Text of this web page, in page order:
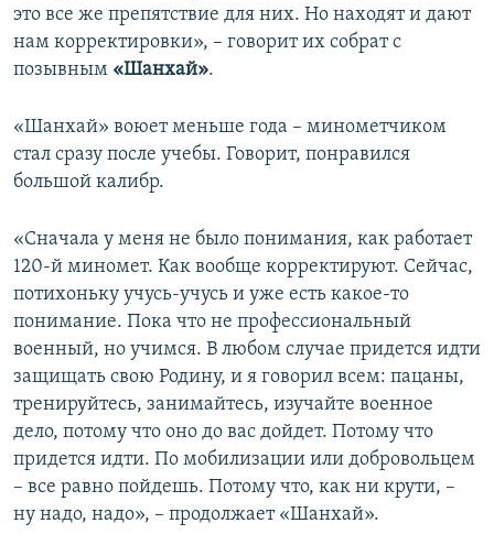
это все же препятствие для них. Но находят и дают
нам корректировки», – говорит их собрат с
позывным «Шанхай».
«Шанхай» воюет меньше года – минометчиком
стал сразу после учебы. Говорит, понравился
большой калибр.
«Сначала у меня не было понимания, как работает
120-й миномет. Как вообще корректируют. Сейчас,
потихоньку учусь-учусь и уже есть какое-то
понимание. Пока что не профессиональный
военный, но учимся. В любом случае придется идти
защищать свою Родину, и я говорил всем: пацаны,
тренируйтесь, занимайтесь, изучайте военное
дело, потому что оно до вас дойдет. Потому что
придется идти. По мобилизации или добровольцем
– все равно пойдешь. Потому что, как ни крути, –
ну надо, надо», – продолжает «Шанхай».